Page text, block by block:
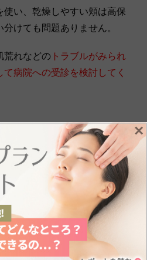
使い、乾燥しやすい頬は高保
けても問題ありません。
荒れなどの トラブルがみられ
病院への受診を検討してく
量を守って使うことが大切で
て適量が異なる場合がある
てから使用しましょう。
用量を控えがちですが、少な
に摩擦が起きやすくなる
×